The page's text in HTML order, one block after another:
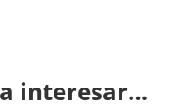
interesar…